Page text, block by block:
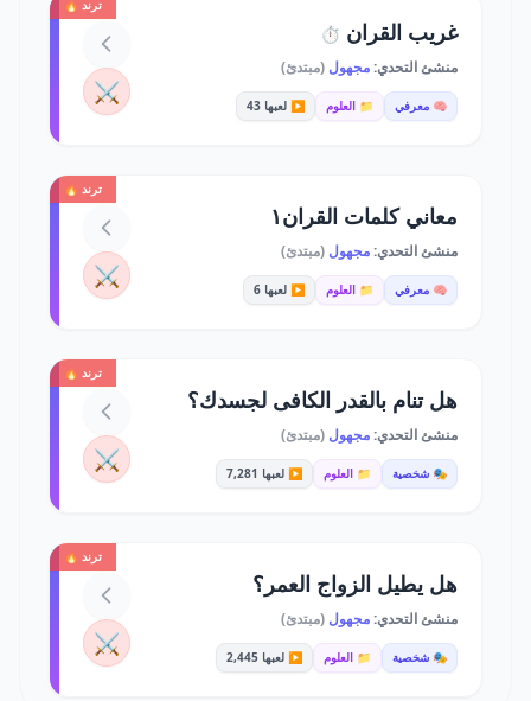
ترند 🔥
غريب القران ⏱️
منشئ التحدي:مجهول (مبتدئ)
🧠 معرفي 📁 العلوم ▶️ لعبها 43 ⚔️
ترند 🔥
معاني كلمات القران١
منشئ التحدي:مجهول (مبتدئ)
🧠 معرفي 📁 العلوم ▶️ لعبها 6 ⚔️
ترند 🔥
هل تنام بالقدر الكافى لجسدك؟
منشئ التحدي:مجهول (مبتدئ)
🎭 شخصية 📁 العلوم ▶️ لعبها 7,281 ⚔️
ترند 🔥
هل يطيل الزواج العمر؟
منشئ التحدي:مجهول (مبتدئ)
🎭 شخصية 📁 العلوم ▶️ لعبها 2,445 ⚔️